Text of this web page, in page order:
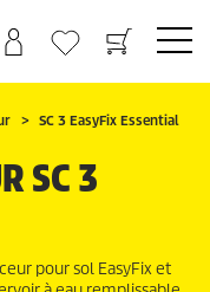
SC 3 EasyFix Essential
SC 3
pour sol EasyFixet